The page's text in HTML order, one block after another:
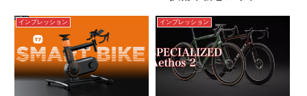
インプレッション インプレッション